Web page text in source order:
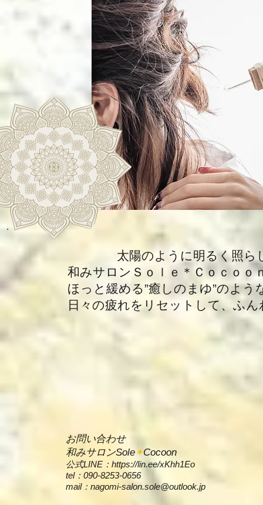
太陽のように明るく照らし、
和みサロンＳｏｌｅ＊Ｃｏｃｏｏｎ
ほっと緩める”癒しのまゆ”のよう
日々の疲れをリセットして、ふん
お問い合わせ
和みサロンSole✴Cocoon
​公式LINE： https://lin.ee/xKhh1Eo
tel：090-8253-0656
​mail： nagomi-salon.sole@outlook.jp